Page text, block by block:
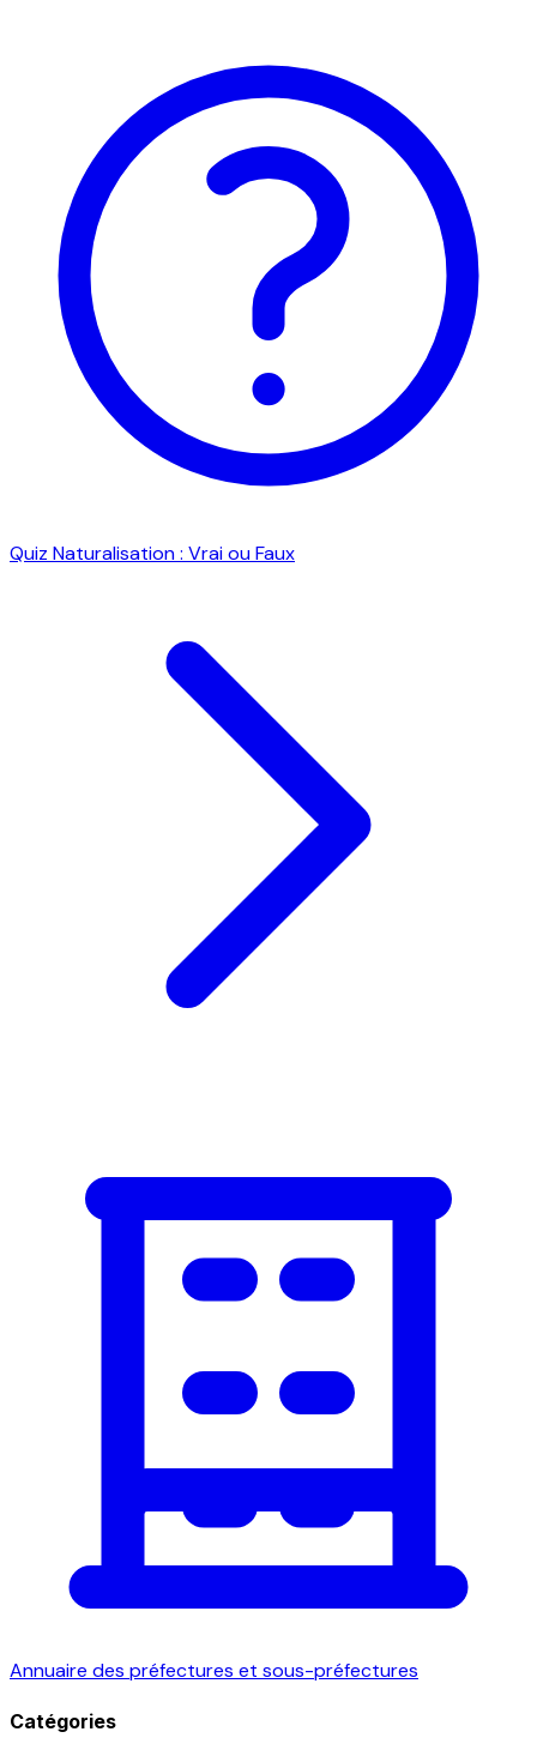
Quiz Naturalisation : Vrai ou Faux
Annuaire des préfectures et sous-préfectures
Catégories